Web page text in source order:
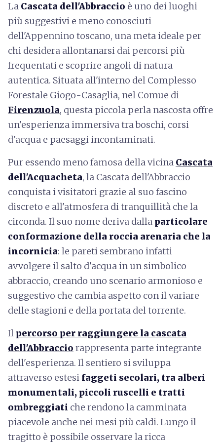
La Cascata dell'Abbraccio è uno dei luoghi
più suggestivi e meno conosciuti
dell'Appennino toscano, una meta ideale per
chi desidera allontanarsi dai percorsi più
frequentati e scoprire angoli di natura
autentica. Situata all'interno del Complesso
Forestale Giogo-Casaglia, nel Comue di
Firenzuola, questa piccola perla nascosta offre
un'esperienza immersiva tra boschi, corsi
d'acqua e paesaggi incontaminati.
Pur essendo meno famosa della vicina Cascata
dell'Acquacheta, la Cascata dell'Abbraccio
conquista i visitatori grazie al suo fascino
discreto e all'atmosfera di tranquillità che la
circonda. Il suo nome deriva dalla particolare
conformazione della roccia arenaria che la
incornicia: le pareti sembrano infatti
avvolgere il salto d'acqua in un simbolico
abbraccio, creando uno scenario armonioso e
suggestivo che cambia aspetto con il variare
delle stagioni e della portata del torrente.
Il percorso per raggiungere la cascata
dell'Abbraccio rappresenta parte integrante
dell'esperienza. Il sentiero si sviluppa
attraverso estesi faggeti secolari, tra alberi
monumentali, piccoli ruscelli e tratti
ombreggiati che rendono la camminata
piacevole anche nei mesi più caldi. Lungo il
tragitto è possibile osservare la ricca